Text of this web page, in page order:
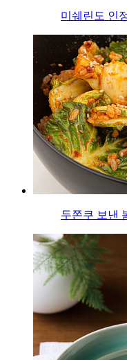
미쉐린도 인
두쫀쿠 보낸